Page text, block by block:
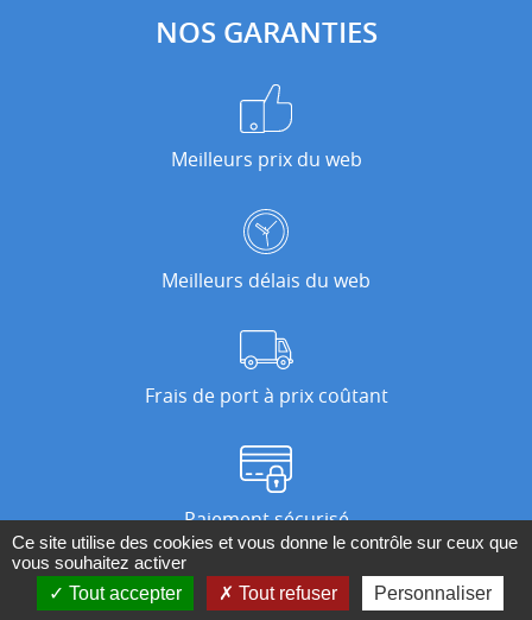
NOS GARANTIES
Meilleurs prix du web
Meilleurs délais du web
Frais de port à prix coûtant
Paiement sécurisé
Ce site utilise des cookies et vous donne le contrôle sur ceux que
vous souhaitez activer
Tout accepter
Tout refuser
Personnaliser